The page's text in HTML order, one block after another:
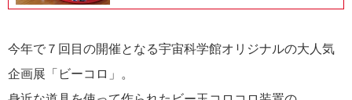
今年で７回目の開催となる宇宙科学館オリジナルの大人気
企画展「ビーコロ」。